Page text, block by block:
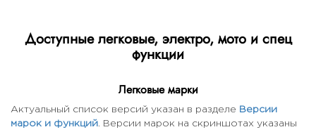
Доступные легковые, электро, мото и спец
функции
Легковые марки
Актуальный список версий указан в разделе Версии
марок и функций . Версии марок на скриншотах указаны